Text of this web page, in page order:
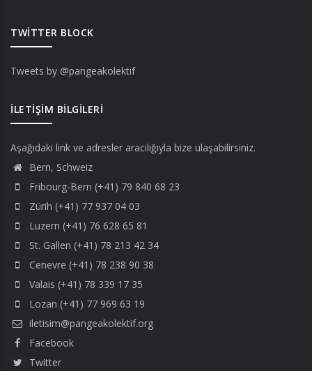
TWITTER BLOCK
Tweets by @pangeakolektif
İLETIŞIM BILGILERI
Aşağıdaki link ve adresler aracılığıyla bize ulaşabilirsiniz.
Bern, Schweiz
Fribourg-Bern (+41) 79 840 68 23
Zürih (+41) 77 937 04 03
Luzern (+41) 76 628 65 81
St. Gallen (+41) 78 213 42 34
Cenevre (+41) 78 238 90 38
Valais (+41) 78 339 17 35
Lozan (+41) 77 969 63 19
iletisim@pangeakolektif.org
Facebook
Twitter